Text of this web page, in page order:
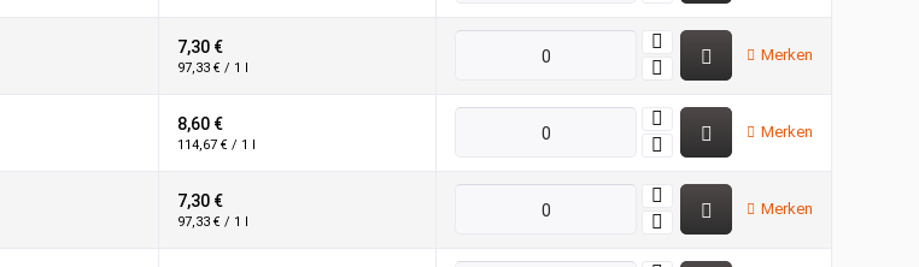
7,30 €
97,33 € / 1 l
Merken
8,60 €
114,67 € / 1 l
Merken
7,30 €
97,33 € / 1 l
Merken